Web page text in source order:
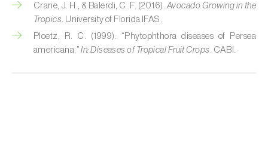
Chirivía (Pastinaca sativa)
Ciruelo ( Prunus domestica L.)
Crane, J. H., & Balerdi, C. F. (2016). Avocado Growing in the
Tropics . University of Florida IFAS.
Ploetz, R. C. (1999). “Phytophthora diseases of Persea
americana.”In: Diseases of Tropical Fruit Crops . CABI.